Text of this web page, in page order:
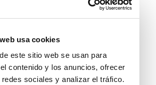
usa cookies
este sitio web se usan para
contenido y los anuncios, ofrecer
sociales y analizar el tráfico.
Y DEVOLUCIONES